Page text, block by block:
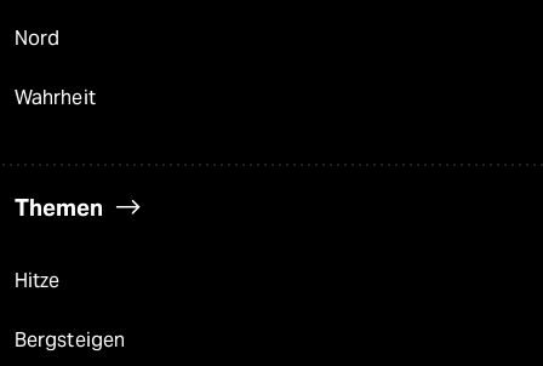
Nord
Wahrheit
Themen
Hitze
Bergsteigen